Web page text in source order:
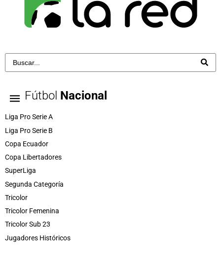
Fútbol Nacional
Liga Pro Serie A
Liga Pro Serie B
Copa Ecuador
Copa Libertadores
SuperLiga
Segunda Categoría
Tricolor
Tricolor Femenina
Tricolor Sub 23
Jugadores Históricos